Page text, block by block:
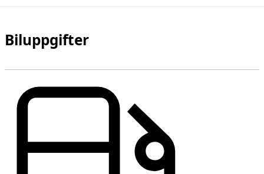
Biluppgifter